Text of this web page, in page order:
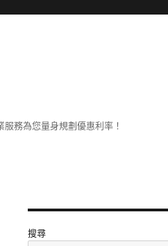
務為您量身規劃優惠利率！
搜尋